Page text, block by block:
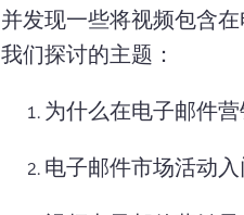
并发现一些将视频包含
我们探讨的主题：
为什么在电子邮件
电子邮件市场活动入